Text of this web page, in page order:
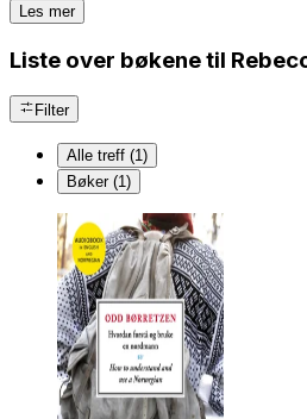
Les mer
Liste over bøkene til
Filter
Alle treff (1)
Bøker (1)